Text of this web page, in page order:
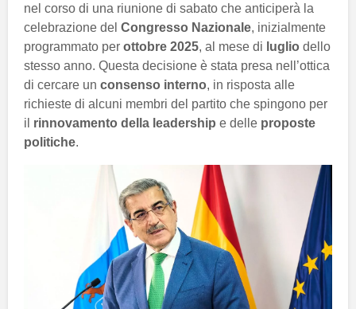
nel corso di una riunione di sabato che anticiperà la
celebrazione del Congresso Nazionale, inizialmente
programmato per ottobre 2025, al mese di luglio dello
stesso anno. Questa decisione è stata presa nell’ottica
di cercare un consenso interno, in risposta alle
richieste di alcuni membri del partito che spingono per
il rinnovamento della leadership e delle proposte
politiche.